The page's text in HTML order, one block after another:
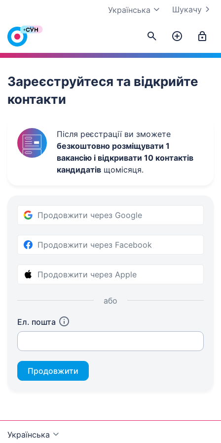
Шукачу
Українська
Work.ua
Зареєструйтеся та відкрийте
контакти
Після реєстрації ви зможете
безкоштовно розміщувати 1
вакансію і відкривати 10 контактів
кандидатів щомісяця.
Продовжити через Google
Продовжити через Facebook
Продовжити через Apple
або
Ел. пошта
Продовжити
Українська